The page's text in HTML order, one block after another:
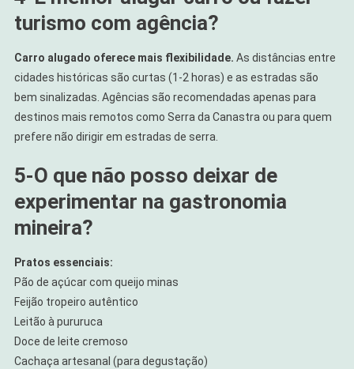
turismo com agência?
Carro alugado oferece mais flexibilidade. As distâncias entre
cidades históricas são curtas (1-2 horas) e as estradas são
bem sinalizadas. Agências são recomendadas apenas para
destinos mais remotos como Serra da Canastra ou para quem
prefere não dirigir em estradas de serra.
5-O que não posso deixar de
experimentar na gastronomia
mineira?
Pratos essenciais:
Pão de açúcar com queijo minas
Feijão tropeiro autêntico
Leitão à pururuca
Doce de leite cremoso
Cachaça artesanal (para degustação)